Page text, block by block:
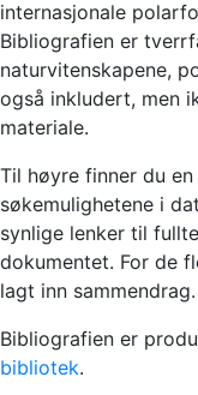
internasjonale
Bibliografien er
naturvitenskapene,
også inkludert, men
materiale.
Til høyre finner du
søkemulighetene i
synlige lenker til
dokumentet. For de
lagt inn sammendrag.
Bibliografien er
bibliotek.